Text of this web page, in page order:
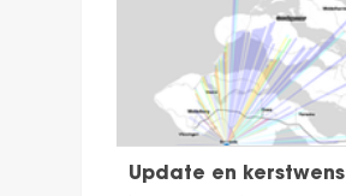
Update en kerstwens